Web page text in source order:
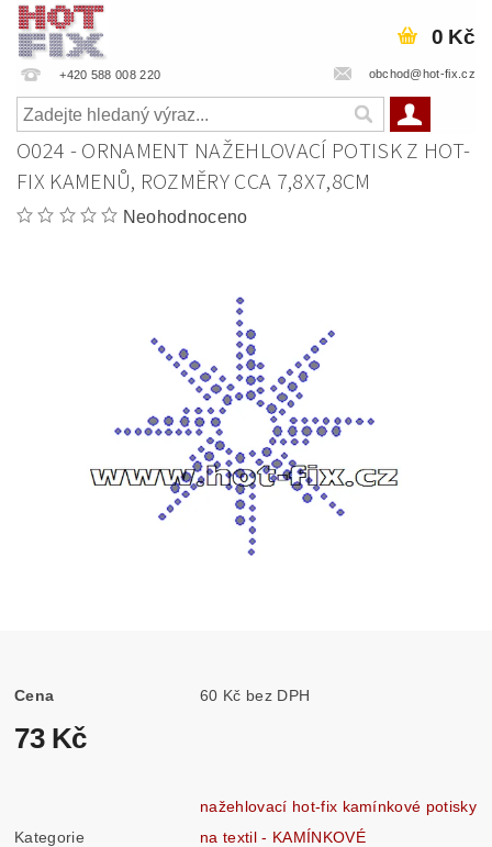
+420 588 008 220 obchod@hot-fix.cz
0 Kč
O024 - ORNAMENT NAŽEHLOVACÍ POTISK Z HOT-
FIX KAMENŮ, ROZMĚRY CCA 7,8X7,8CM
Neohodnoceno
Cena 60 Kč bez DPH
73 Kč
Kategorie
nažehlovací hot-fix kamínkové potisky
na textil - KAMÍNKOVÉ